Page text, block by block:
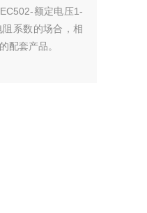
额定电压1-
系数的场合，相
配套产品。